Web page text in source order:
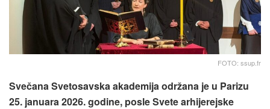
FOTO: ssup.fr
Svečana Svetosavska akademija održana je u Parizu
25. januara 2026. godine, posle Svete arhijerejske